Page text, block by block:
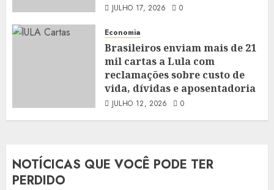
JULHO 17, 2026 0
Economia
Brasileiros enviam mais de 21
mil cartas a Lula com
reclamações sobre custo de
vida, dívidas e aposentadoria
JULHO 12, 2026 0
NOTÍCICAS QUE VOCÊ PODE TER
PERDIDO